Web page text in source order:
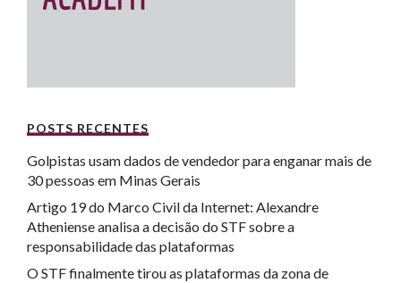
POSTS RECENTES
Golpistas usam dados de vendedor para enganar mais de
30 pessoas em Minas Gerais
Artigo 19 do Marco Civil da Internet: Alexandre
Atheniense analisa a decisão do STF sobre a
responsabilidade das plataformas
O STF finalmente tirou as plataformas da zona de